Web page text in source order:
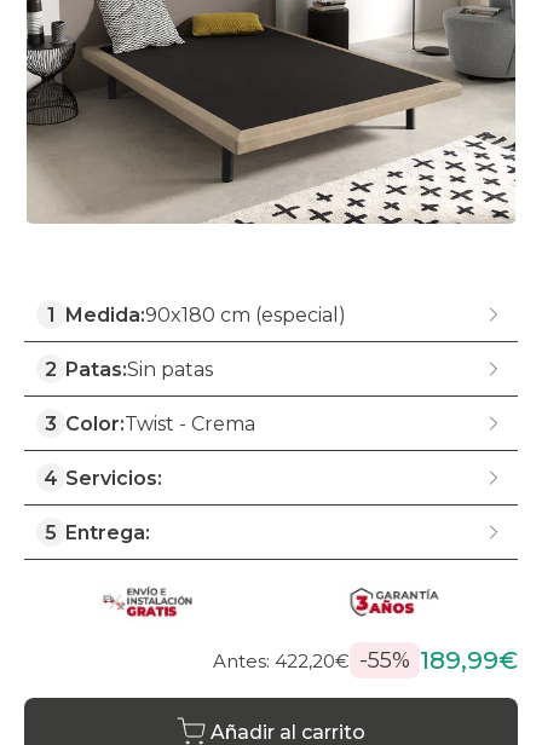
1 Medida:90x180 cm (especial)
2 Patas:Sin patas
3 Color:Twist - Crema
4 Servicios:
5 Entrega:
Antes: 422,20€ -55% 189,99€
Añadir al carrito